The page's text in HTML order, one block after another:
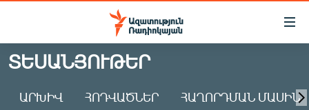
Մատչելիության
Անցնել
հիմնական
Անցնել
ԱԶԱՏՈՒԹՅՈՒՆ TV
ՀԱՅԱՍՏԱՆ
ՏԵՍԱՆՅՈՒԹԵՐ
ԱՐԽԻՎ ՀՈԴՎԱԾՆԵՐ ՀԱՂՈՐԴՄԱՆ ՄԱՍԻՆ